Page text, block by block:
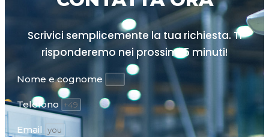
Scrivici semplicemente la tua richiesta. Ti
risponderemo nei prossimi5 minuti!
Nome e cognome
Telefono
Email